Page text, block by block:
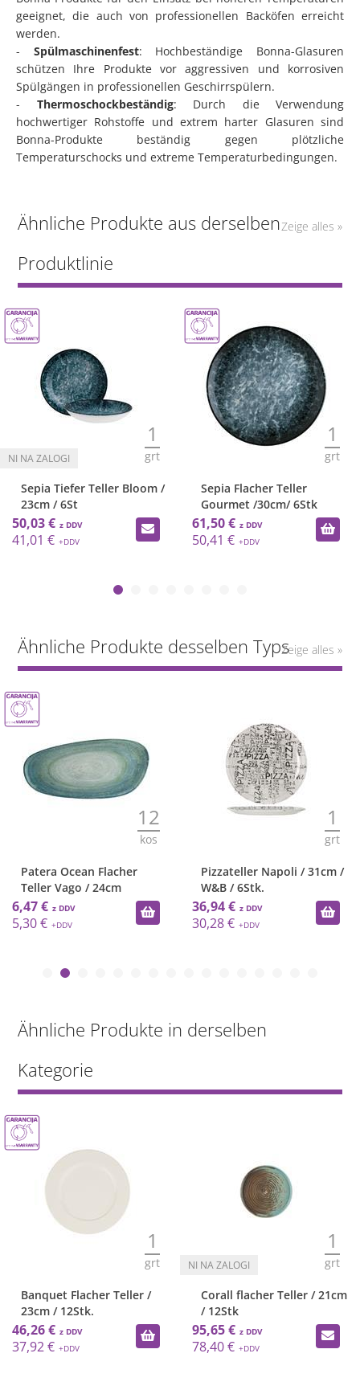
geeignet, die auch von professionellen Backöfen erreicht
werden.
- Spülmaschinenfest: Hochbeständige Bonna-Glasuren
schützen Ihre Produkte vor aggressiven und korrosiven
Spülgängen in professionellen Geschirrspülern.
- Thermoschockbeständig: Durch die Verwendung
hochwertiger Rohstoffe und extrem harter Glasuren sind
Bonna-Produkte beständig gegen plötzliche
Temperaturschocks und extreme Temperaturbedingungen.
Ähnliche Produkte aus derselben
Produktlinie
Zeige alles »
1
grt
Sepia Tiefer Teller Bloom /
23cm / 6St
50,03 €
41,01 €
1
grt
Sepia Flacher Teller
Gourmet /30cm/ 6Stk
61,50 €
50,41 €
Ähnliche Produkte desselben TypsZeige alles »
12
kos
Patera Ocean Flacher
Teller Vago / 24cm
6,47 €
5,30 €
1
grt
Pizzateller Napoli / 31cm /
W&B / 6Stk.
36,94 €
30,28 €
Ähnliche Produkte in derselben
Kategorie
1
grt
Banquet Flacher Teller /
23cm / 12Stk.
46,26 €
37,92 €
1
grt
Corall flacher Teller / 21cm
/ 12Stk
95,65 €
78,40 €